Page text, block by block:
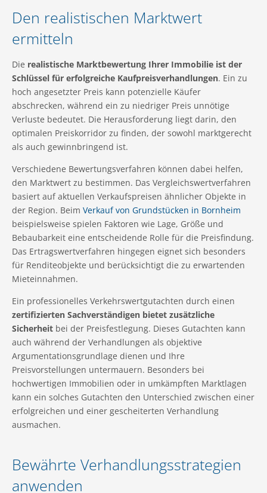
Den realistischen Marktwert
ermitteln
Die realistische Marktbewertung Ihrer Immobilie ist der
Schlüssel für erfolgreiche Kaufpreisverhandlungen. Ein zu
hoch angesetzter Preis kann potenzielle Käufer
abschrecken, während ein zu niedriger Preis unnötige
Verluste bedeutet. Die Herausforderung liegt darin, den
optimalen Preiskorridor zu finden, der sowohl marktgerecht
als auch gewinnbringend ist.
Verschiedene Bewertungsverfahren können dabei helfen,
den Marktwert zu bestimmen. Das Vergleichswertverfahren
basiert auf aktuellen Verkaufspreisen ähnlicher Objekte in
der Region. Beim Verkauf von Grundstücken in Bornheim
beispielsweise spielen Faktoren wie Lage, Größe und
Bebaubarkeit eine entscheidende Rolle für die Preisfindung.
Das Ertragswertverfahren hingegen eignet sich besonders
für Renditeobjekte und berücksichtigt die zu erwartenden
Mieteinnahmen.
Ein professionelles Verkehrswertgutachten durch einen
zertifizierten Sachverständigen bietet zusätzliche
Sicherheit bei der Preisfestlegung. Dieses Gutachten kann
auch während der Verhandlungen als objektive
Argumentationsgrundlage dienen und Ihre
Preisvorstellungen untermauern. Besonders bei
hochwertigen Immobilien oder in umkämpften Marktlagen
kann ein solches Gutachten den Unterschied zwischen einer
erfolgreichen und einer gescheiterten Verhandlung
ausmachen.
Bewährte Verhandlungsstrategien
anwenden